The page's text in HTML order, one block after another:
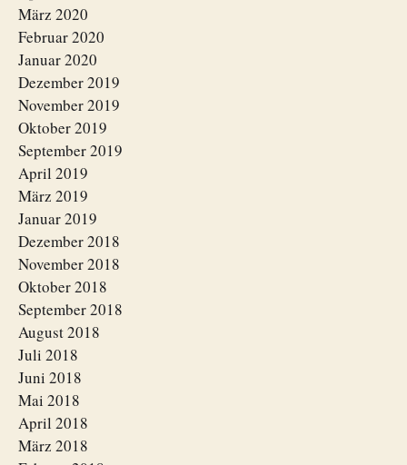
März 2020
Februar 2020
Januar 2020
Dezember 2019
November 2019
Oktober 2019
September 2019
April 2019
März 2019
Januar 2019
Dezember 2018
November 2018
Oktober 2018
September 2018
August 2018
Juli 2018
Juni 2018
Mai 2018
April 2018
März 2018